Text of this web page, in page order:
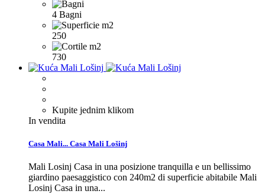
4 Bagni
250
730
Kupite jednim klikom
In vendita
Casa Mali... Casa Mali Lošinj
Mali Losinj Casa in una posizione tranquilla e un bellissimo
giardino paesaggistico con 240m2 di superficie abitabile Mali
Losinj Casa in una...